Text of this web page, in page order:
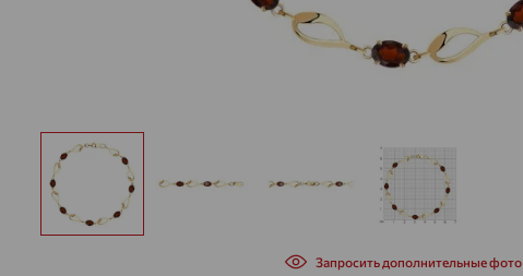
Запросить дополнительные фото